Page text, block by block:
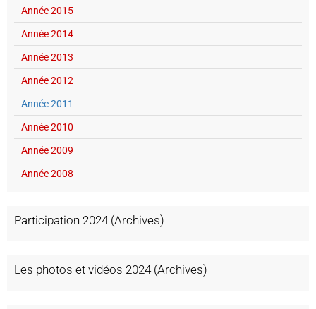
Année 2015
Année 2014
Année 2013
Année 2012
Année 2011
Année 2010
Année 2009
Année 2008
Participation 2024 (Archives)
Les photos et vidéos 2024 (Archives)